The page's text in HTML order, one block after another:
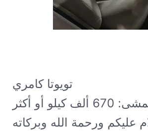
تويوتا كامري GLX 2010 قير اوتماتيك
كيلو أو أكثر
عليكم ورحمة الله وبركاته